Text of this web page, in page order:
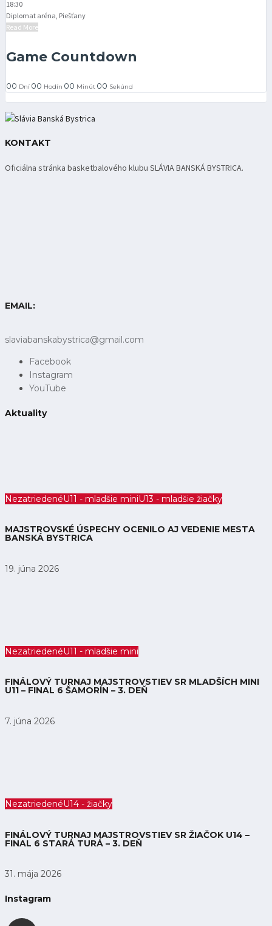
18:30
Diplomat aréna, Piešťany
Read More
Game Countdown
00 Dní 00 Hodín 00 Minút 00 Sekúnd
KONTAKT
Oficiálna stránka basketbalového klubu SLÁVIA BANSKÁ BYSTRICA.
EMAIL:
slaviabanskabystrica@gmail.com
Facebook
Instagram
YouTube
Aktuality
NezatriedenéU11 - mladšie miniU13 - mladšie žiačky
MAJSTROVSKÉ ÚSPECHY OCENILO AJ VEDENIE MESTA
BANSKÁ BYSTRICA
19. júna 2026
NezatriedenéU11 - mladšie mini
FINÁLOVÝ TURNAJ MAJSTROVSTIEV SR MLADŠÍCH MINI
U11 – FINAL 6 ŠAMORÍN – 3. DEŇ
7. júna 2026
NezatriedenéU14 - žiačky
FINÁLOVÝ TURNAJ MAJSTROVSTIEV SR ŽIAČOK U14 –
FINAL 6 STARÁ TURÁ – 3. DEŇ
31. mája 2026
Instagram